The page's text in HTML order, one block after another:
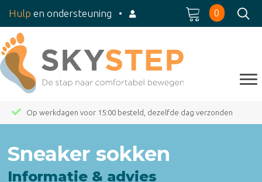
Hulp en ondersteuning • 0
Op werkdagen voor 15:00 besteld, dezelfde dag verzonden
Sneaker sokken
Informatie & advies